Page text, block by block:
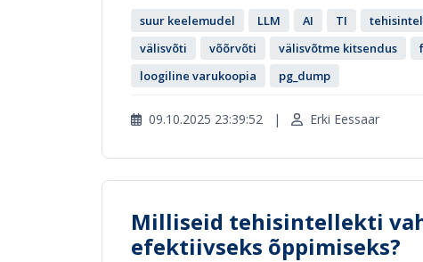
suur keelemudel LLM AI TI
välisvõti
võõrvõti välisvõtme kitsendus
loogiline varukoopia
pg_dump
09.10.2025 23:39:52 | Erki Eessaar
Milliseid tehisintellekti
efektiivseks õppimiseks?